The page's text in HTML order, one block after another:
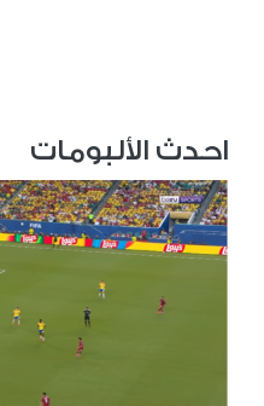
احدث الألبومات